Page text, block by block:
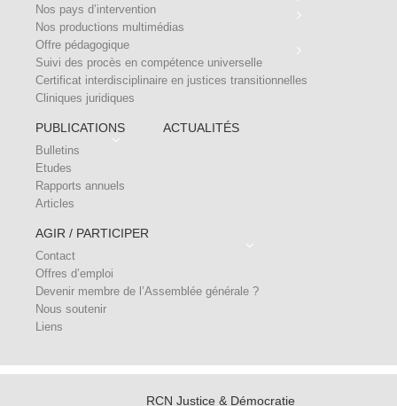
Nos pays d’intervention
Nos productions multimédias
Offre pédagogique
Suivi des procès en compétence universelle
Certificat interdisciplinaire en justices transitionnelles
Cliniques juridiques
PUBLICATIONS
Bulletins
Etudes
Rapports annuels
Articles
ACTUALITÉS
AGIR / PARTICIPER
Contact
Offres d’emploi
Devenir membre de l’Assemblée générale ?
Nous soutenir
Liens
RCN Justice & Démocratie